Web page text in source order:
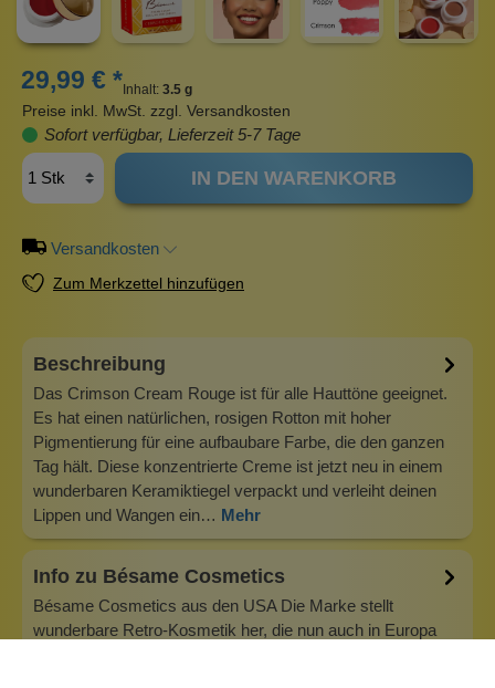
29,99 € * Inhalt: 3.5 g
Preise inkl. MwSt. zzgl. Versandkosten
Sofort verfügbar, Lieferzeit 5-7 Tage
IN DEN WARENKORB
Versandkosten
Zum Merkzettel hinzufügen
Beschreibung
Das Crimson Cream Rouge ist für alle Hauttöne geeignet.
Es hat einen natürlichen, rosigen Rotton mit hoher
Pigmentierung für eine aufbaubare Farbe, die den ganzen
Tag hält. Diese konzentrierte Creme ist jetzt neu in einem
wunderbaren Keramiktiegel verpackt und verleiht deinen
Lippen und Wangen ein… Mehr
Info zu Bésame Cosmetics
Bésame Cosmetics aus den USA Die Marke stellt
wunderbare Retro-Kosmetik her, die nun auch in Europa